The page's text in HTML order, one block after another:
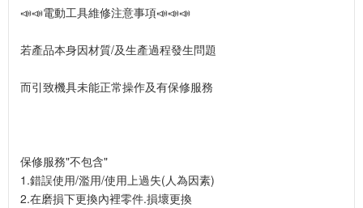
📣📣電動工具維修注意事項📣📣📣
若產品本身因材質/及生產過程發生問題
而引致機具未能正常操作及有保修服務
保修服務"不包含"
1.錯誤使用/濫用/使用上過失(人為因素)
2.在磨損下更換內裡零件.損壞更換